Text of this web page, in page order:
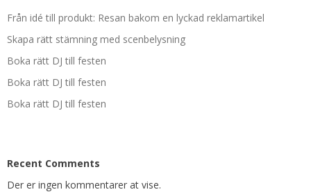
Från idé till produkt: Resan bakom en lyckad reklamartikel
Skapa rätt stämning med scenbelysning
Boka rätt DJ till festen
Boka rätt DJ till festen
Boka rätt DJ till festen
Recent Comments
Der er ingen kommentarer at vise.